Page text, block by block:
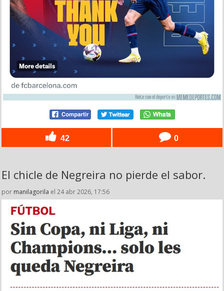
42 0
El chicle de Negreira no pierde el sabor.
por manilagorila el 24 abr 2026, 17:56